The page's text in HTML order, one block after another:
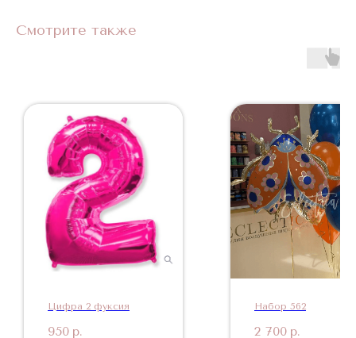
Смотрите также
Цифра 2 фуксия
950 р.
Набор 562
2 700 р.